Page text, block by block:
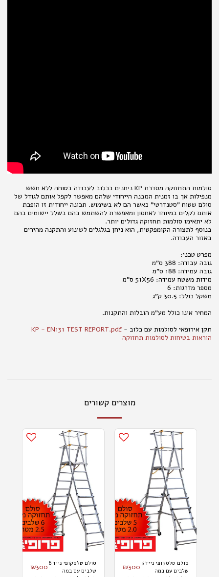
סולמות התחזוקה מסדרת KP ניחנים בכלוב לעבודה בטוחה ללא חשש
מנפילות אך בו זמנית המבנה הייחודי שלהם מאפשר לקפל אותם לגודל של
סולם שטוח "סטנדרטי" כאשר הם לא בשימוש. תכונה ייחודית זו הופכת
אותם לקלים במיוחד לאחסון ומאפשרת להשתמש בהם בשלל יישומים בהם
לא יתאימו סולמות תחזוקה גדולים יותר.
בנוסף לתצורה הקומפקטית, הוא ניחן בגלגלים לשינוע והתקנה מהירים
באזור העבודה.
מפרט טכני:
גובה עבודה: 388 ס"מ
גובה עמידה: 188 ס"מ
מידות משטח עמידה: 51X56 ס"מ
מספר מדרגות: 6
משקל כולל: 30.5 ק"ג
המחיר אינו כולל מע"מ הובלות והתקנות.
תקן אירופאי לסולמות עם כלוב - KP - EN131 TEST REPORT.pdf
הוראות בטיחות לסולמות תחזוקה
מוצרים קשורים
סולם טלסקופי נייד 5
שלבים עם במה
₪300
סולם טלסקופי נייד 6
שלבים עם במה
₪300